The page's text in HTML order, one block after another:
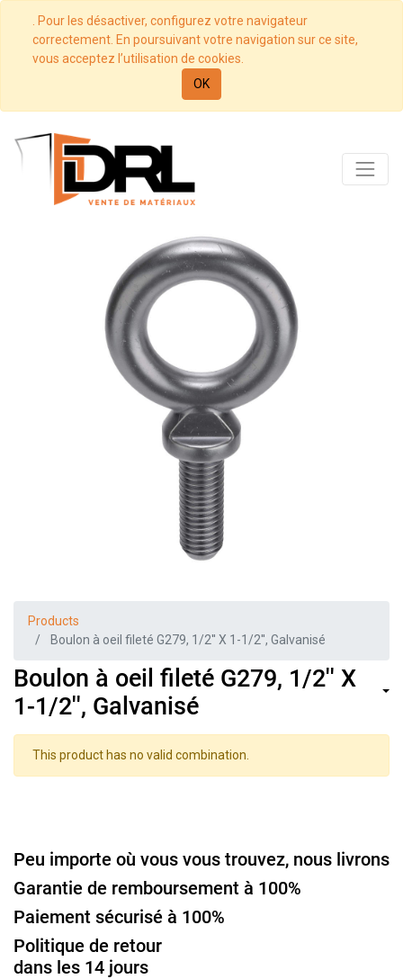
. Pour les désactiver, configurez votre navigateur
correctement. En poursuivant votre navigation sur ce site,
vous acceptez l’utilisation de cookies.
OK
Products
Boulon à oeil fileté G279, 1/2'' X 1-1/2'', Galvanisé
Boulon à oeil fileté G279, 1/2'' X
1-1/2'', Galvanisé
This product has no valid combination.
Peu importe où vous vous trouvez, nous livrons
Garantie de remboursement à 100%
Paiement sécurisé à 100%
Politique de retour
dans les 14 jours